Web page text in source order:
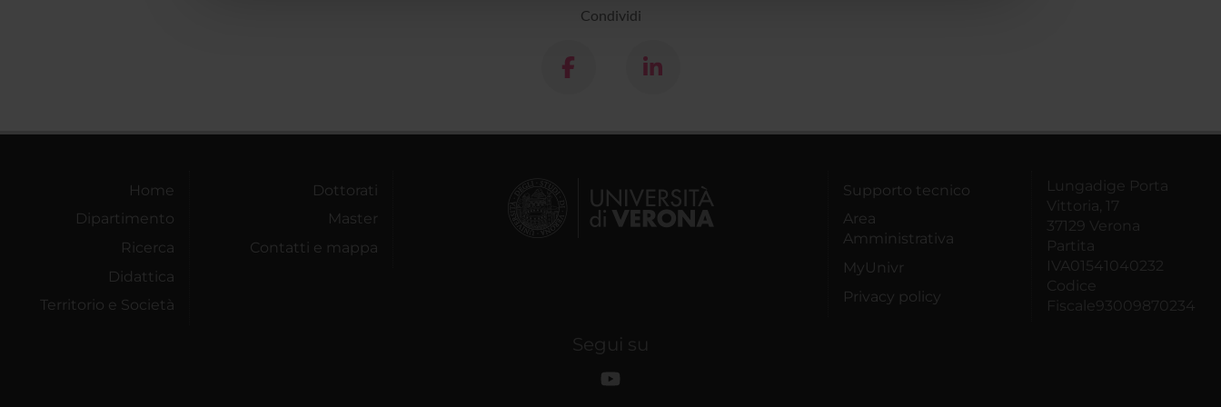
Condividi
Home
Dipartimento
Ricerca
Didattica
Territorio e Società
Dottorati
Master
Contatti e mappa
Supporto tecnico
Area
Amministrativa
MyUnivr
Privacy policy
Lungadige Porta
Vittoria, 17
37129 Verona
Partita
IVA01541040232
Codice
Fiscale93009870234
Segui su